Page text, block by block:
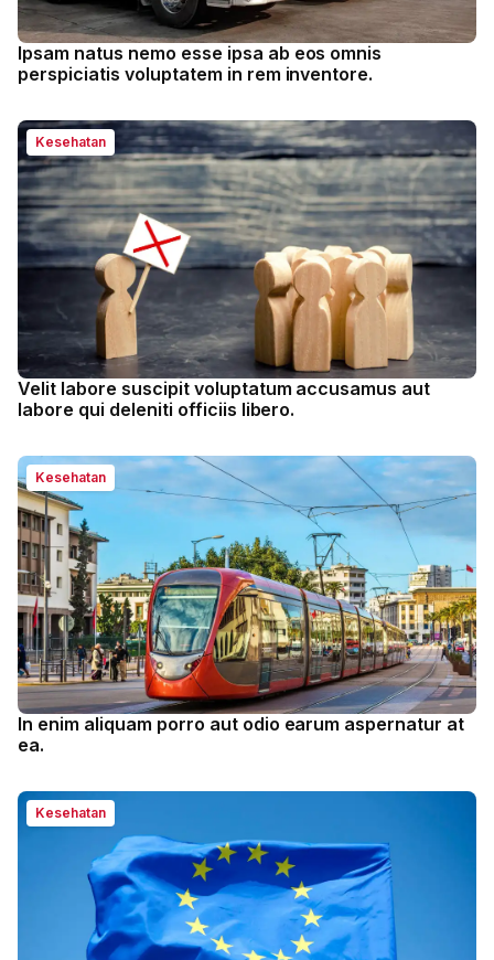
Ipsam natus nemo esse ipsa ab eos omnis
perspiciatis voluptatem in rem inventore.
Kesehatan
Velit labore suscipit voluptatum accusamus aut
labore qui deleniti officiis libero.
Kesehatan
In enim aliquam porro aut odio earum aspernatur at
ea.
Kesehatan